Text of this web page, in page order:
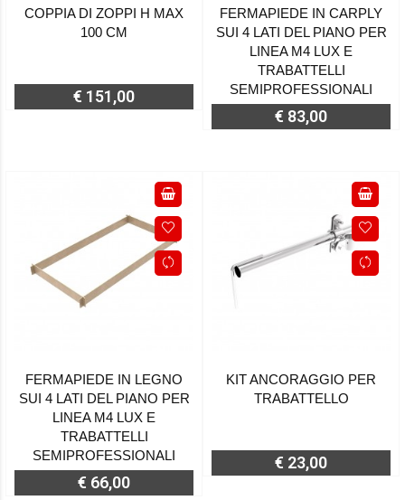
COPPIA DI ZOPPI H MAX
100 CM
€ 151,00
FERMAPIEDE IN CARPLY
SUI 4 LATI DEL PIANO PER
LINEA M4 LUX E
TRABATTELLI
SEMIPROFESSIONALI
€ 83,00
FERMAPIEDE IN LEGNO
SUI 4 LATI DEL PIANO PER
LINEA M4 LUX E
TRABATTELLI
SEMIPROFESSIONALI
€ 66,00
KIT ANCORAGGIO PER
TRABATTELLO
€ 23,00